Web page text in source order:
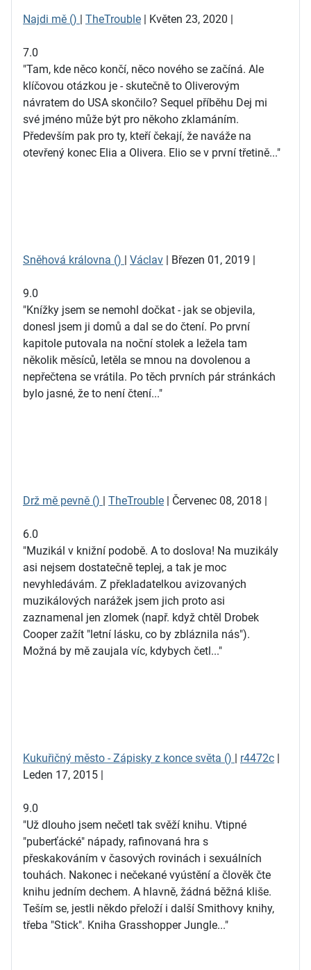
Najdi mě () | TheTrouble | Květen 23, 2020 |
7.0
"Tam, kde něco končí, něco nového se začíná. Ale
klíčovou otázkou je - skutečně to Oliverovým
návratem do USA skončilo? Sequel příběhu Dej mi
své jméno může být pro někoho zklamáním.
Především pak pro ty, kteří čekají, že naváže na
otevřený konec Elia a Olivera. Elio se v první třetině..."
Sněhová královna () | Václav | Březen 01, 2019 |
9.0
"Knížky jsem se nemohl dočkat - jak se objevila,
donesl jsem ji domů a dal se do čtení. Po první
kapitole putovala na noční stolek a ležela tam
několik měsíců, letěla se mnou na dovolenou a
nepřečtena se vrátila. Po těch prvních pár stránkách
bylo jasné, že to není čtení..."
Drž mě pevně () | TheTrouble | Červenec 08, 2018 |
6.0
"Muzikál v knižní podobě. A to doslova! Na muzikály
asi nejsem dostatečně teplej, a tak je moc
nevyhledávám. Z překladatelkou avizovaných
muzikálových narážek jsem jich proto asi
zaznamenal jen zlomek (např. když chtěl Drobek
Cooper zažít "letní lásku, co by zbláznila nás").
Možná by mě zaujala víc, kdybych četl..."
Kukuřičný město - Zápisky z konce světa () | r4472c |
Leden 17, 2015 |
9.0
"Už dlouho jsem nečetl tak svěží knihu. Vtipné
"puberťácké" nápady, rafinovaná hra s
přeskakováním v časových rovinách i sexuálních
touhách. Nakonec i nečekané vyústění a člověk čte
knihu jedním dechem. A hlavně, žádná běžná kliše.
Teším se, jestli někdo přeloží i další Smithovy knihy,
třeba "Stick". Kniha Grasshopper Jungle..."